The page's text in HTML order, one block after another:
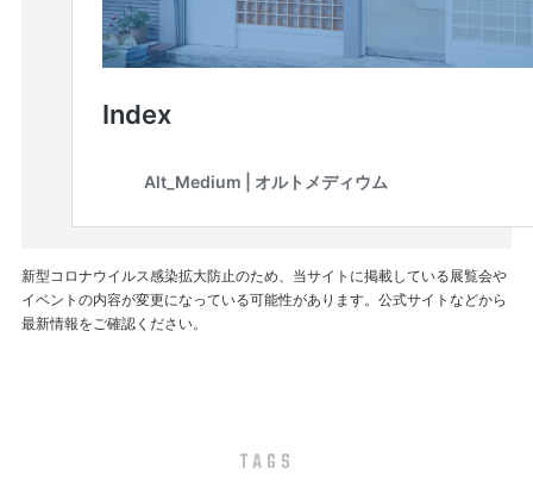
新型コロナウイルス感染拡大防止のため、当サイトに掲載している展覧会や
イベントの内容が変更になっている可能性があります。公式サイトなどから
最新情報をご確認ください。
TAGS